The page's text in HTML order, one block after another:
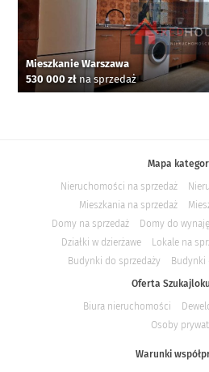
Mieszkanie Warszawa
530 000 zł na sprzedaż
Mapa
Nieruchomości na sprzedaż
Mieszkania na sprzedaż
Domy na sprzedaż
Domy do
Działki w dzierżawe
Lokale na
Budynki do sprzedaży
Budynki
Oferta
Biura nieruchomości
Osoby
Warunki